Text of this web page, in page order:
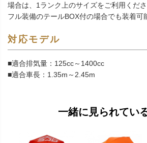
場合は、1ランク上のサイズをご利用くだ
フル装備のテールBOX付の場合でも装着可
対応モデル
■適合排気量：125cc～1400cc
■適合車長：1.35m～2.45m
一緒に見られてい